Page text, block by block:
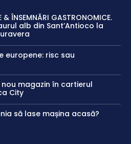
& ÎNSEMNĂRI GASTRONOMICE.
alb din Sant’Antioco la
europene: risc sau
magazin în cartierul
City
să lase mașina acasă?